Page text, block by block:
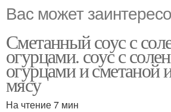
Вас может
Сметанный соус с
огурцами. соус с
огурцами и сметаной
мясу
На чтение 7 мин